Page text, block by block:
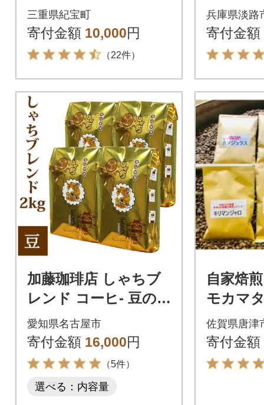
L×6本【knkc100A】
三重県紀宝町
寄付金額 10,000円
（22件）
ー 淡路
ット 4
み比べ
兵庫県淡路
寄付金額
加藤珈琲店 しゃちブ
レンド コーヒ- 豆の
まま 2kg (500g×4袋)
愛知県名古屋市
寄付金額 16,000円
（5件）
選べる：内容量
自家焙
モカマ
ンジャ
ア グ
ンジュ
佐賀県唐津
寄付金額